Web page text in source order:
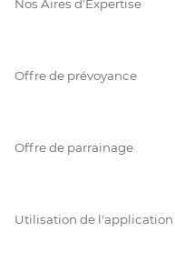
Nos Aires d'Expertise
Offre de prévoyance
Offre de parrainage
Utilisation de